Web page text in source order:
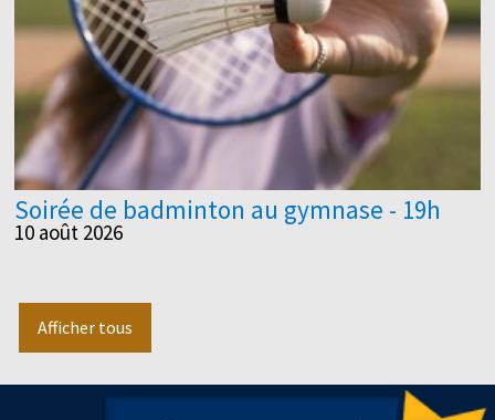
Soirée de badminton au gymnase - 19h
10 août 2026
Afficher tous